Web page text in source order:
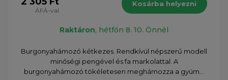
ÁFÁ-val
Kosárba helyezni
Raktáron, hétfőn 8. 10. Önnél
Burgonyahámozó kétkezes. Rendkívül népszerű modell
minőségi pengével és fa markolattal. A
burgonyahámozó tökéletesen meghámozza a gyüm...